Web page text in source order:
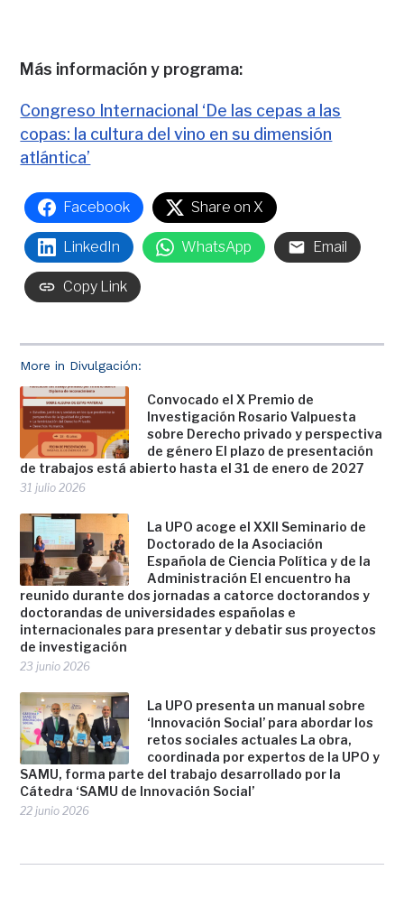
More in Divulgación:
Convocado el X Premio de
Investigación Rosario Valpuesta
sobre Derecho privado y perspectiva
de género El plazo de presentación
de trabajos está abierto hasta el 31 de enero de 2027
31 julio 2026
La UPO acoge el XXII Seminario de
Doctorado de la Asociación
Española de Ciencia Política y de la
Administración El encuentro ha
reunido durante dos jornadas a catorce doctorandos y
doctorandas de universidades españolas e
internacionales para presentar y debatir sus proyectos
de investigación
23 junio 2026
La UPO presenta un manual sobre
‘Innovación Social’ para abordar los
retos sociales actuales La obra,
coordinada por expertos de la UPO y
SAMU, forma parte del trabajo desarrollado por la
Cátedra ‘SAMU de Innovación Social’
22 junio 2026
Más información y programa:
Congreso Internacional ‘De las cepas a las
copas: la cultura del vino en su dimensión
atlántica’
Facebook Share on X
LinkedIn WhatsApp Email
Copy Link